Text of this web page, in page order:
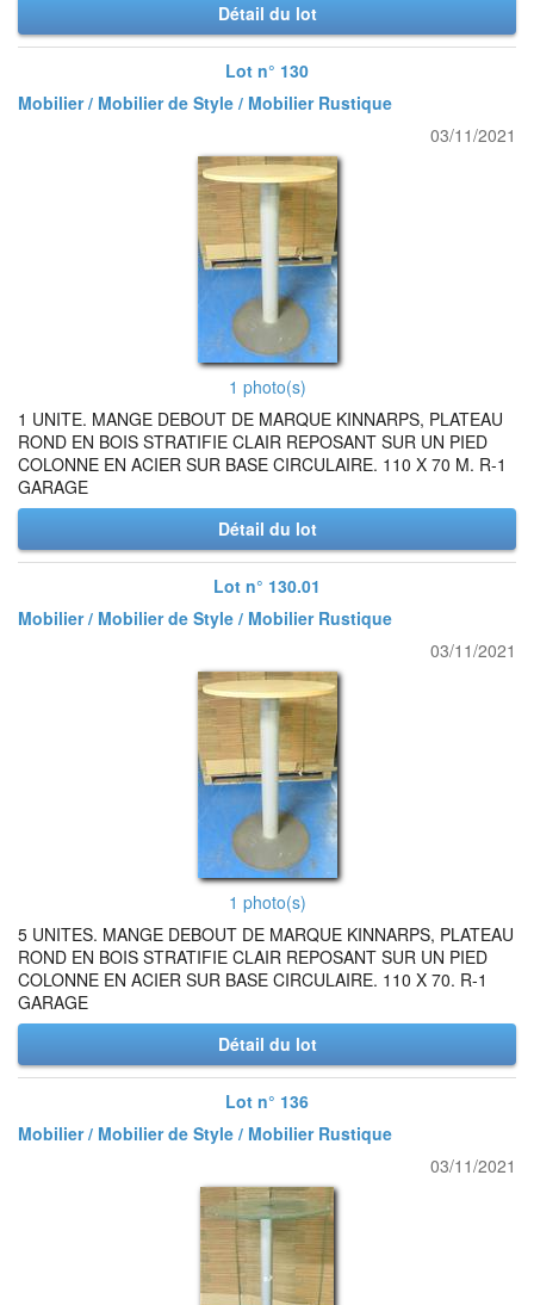
Détail du lot
Lot n° 130
Mobilier / Mobilier de Style / Mobilier Rustique
03/11/2021
1 photo(s)
1 UNITE. MANGE DEBOUT DE MARQUE KINNARPS, PLATEAU
ROND EN BOIS STRATIFIE CLAIR REPOSANT SUR UN PIED
COLONNE EN ACIER SUR BASE CIRCULAIRE. 110 X 70 M. R-1
GARAGE
Détail du lot
Lot n° 130.01
Mobilier / Mobilier de Style / Mobilier Rustique
03/11/2021
1 photo(s)
5 UNITES. MANGE DEBOUT DE MARQUE KINNARPS, PLATEAU
ROND EN BOIS STRATIFIE CLAIR REPOSANT SUR UN PIED
COLONNE EN ACIER SUR BASE CIRCULAIRE. 110 X 70. R-1
GARAGE
Détail du lot
Lot n° 136
Mobilier / Mobilier de Style / Mobilier Rustique
03/11/2021